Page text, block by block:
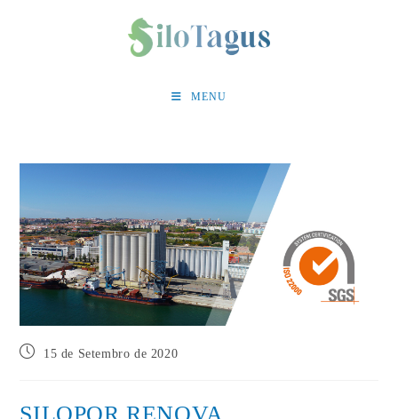
MENU
Post
15 de Setembro de 2020